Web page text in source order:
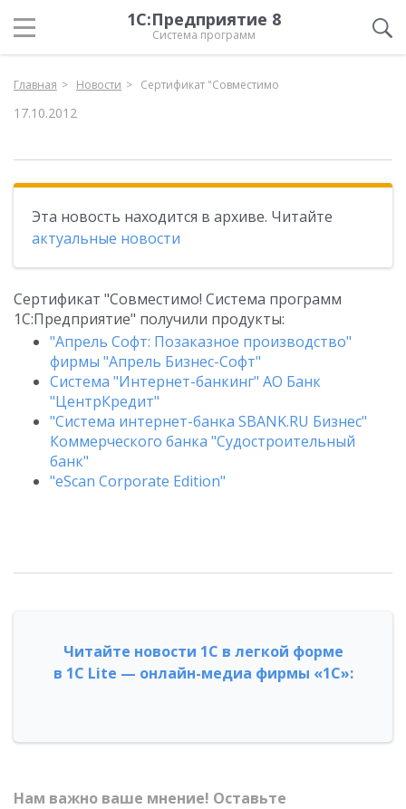
1С:Предприятие 8
Система программ
Главная Новости Сертификат "Совместимо
17.10.2012
Эта новость находится в архиве. Читайте
актуальные новости
Сертификат "Совместимо! Система программ
1С:Предприятие" получили продукты:
"Апрель Софт: Позаказное производство"
фирмы "Апрель Бизнес-Софт"
Система "Интернет-банкинг" АО Банк
"ЦентрКредит"
"Система интернет-банка SBANK.RU Бизнес"
Коммерческого банка "Судостроительный
банк"
"eScan Corporate Edition"
Читайте новости 1С в легкой форме
в 1С Lite — онлайн-медиа фирмы «1С»:
Нам важно ваше мнение! Оставьте